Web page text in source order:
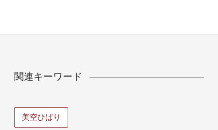
関連キーワード
美空ひばり